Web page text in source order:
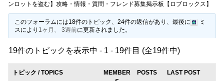
ンロットを盗む】攻略・情報・質問・フレンド募集掲示板【ロブロックス】
このフォーラムには18件のトピック、24件の返信があり、最後に
ミ
スにより 1ヶ月、 3週前に更新されました。
19件のトピックを表示中 - 1 - 19件目 (全19件中)
トピック / TOPICS
MEMBER
POSTS LAST POST